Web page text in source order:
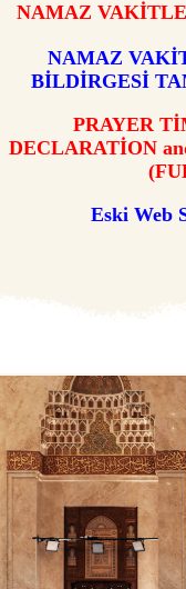
NAMAZ
NAMAZ
BİLDİRGESİ
PRAYER
DECLARATİON
Eski Web